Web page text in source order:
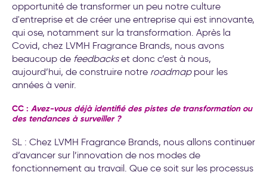
opportunité de transformer un peu notre culture
d'entreprise et de créer une entreprise qui est innovante,
qui ose, notamment sur la transformation. Après la
Covid, chez LVMH Fragrance Brands, nous avons
beaucoup de feedbackset donc c’est à nous,
aujourd’hui, de construire notre roadmappour les
années à venir.
CC : Avez-vous déjà identifié des pistes de transformation ou
des tendances à surveiller ?
SL : Chez LVMH Fragrance Brands, nous allons continuer
d’avancer sur l’innovation de nos modes de
fonctionnement au travail. Que ce soit sur les processus